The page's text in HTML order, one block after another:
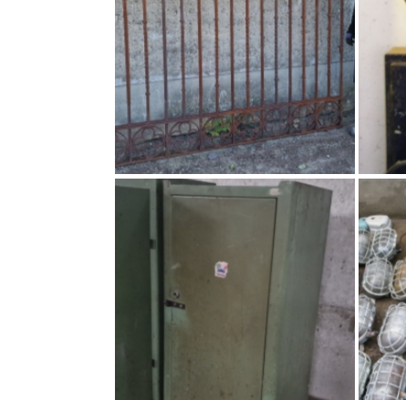
ZAUN SCHMIEDEEISERN,
ANTIK, EISENZAUN,
METALLZAUN,
GARTENZAUN, VIELE
ZAUNSFELDER